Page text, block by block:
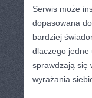
Serwis może
dopasowana
bardziej
dlaczego jedne
sprawdzają się
wyrażania